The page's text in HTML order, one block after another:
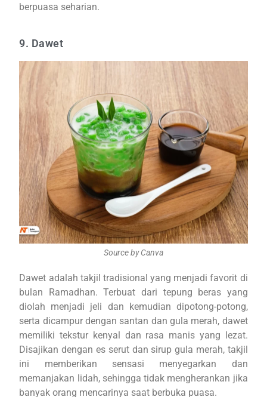
berpuasa seharian.
9. Dawet
Source by Canva
Dawet adalah takjil tradisional yang menjadi favorit di
bulan Ramadhan. Terbuat dari tepung beras yang
diolah menjadi jeli dan kemudian dipotong-potong,
serta dicampur dengan santan dan gula merah, dawet
memiliki tekstur kenyal dan rasa manis yang lezat.
Disajikan dengan es serut dan sirup gula merah, takjil
ini memberikan sensasi menyegarkan dan
memanjakan lidah, sehingga tidak mengherankan jika
banyak orang mencarinya saat berbuka puasa.